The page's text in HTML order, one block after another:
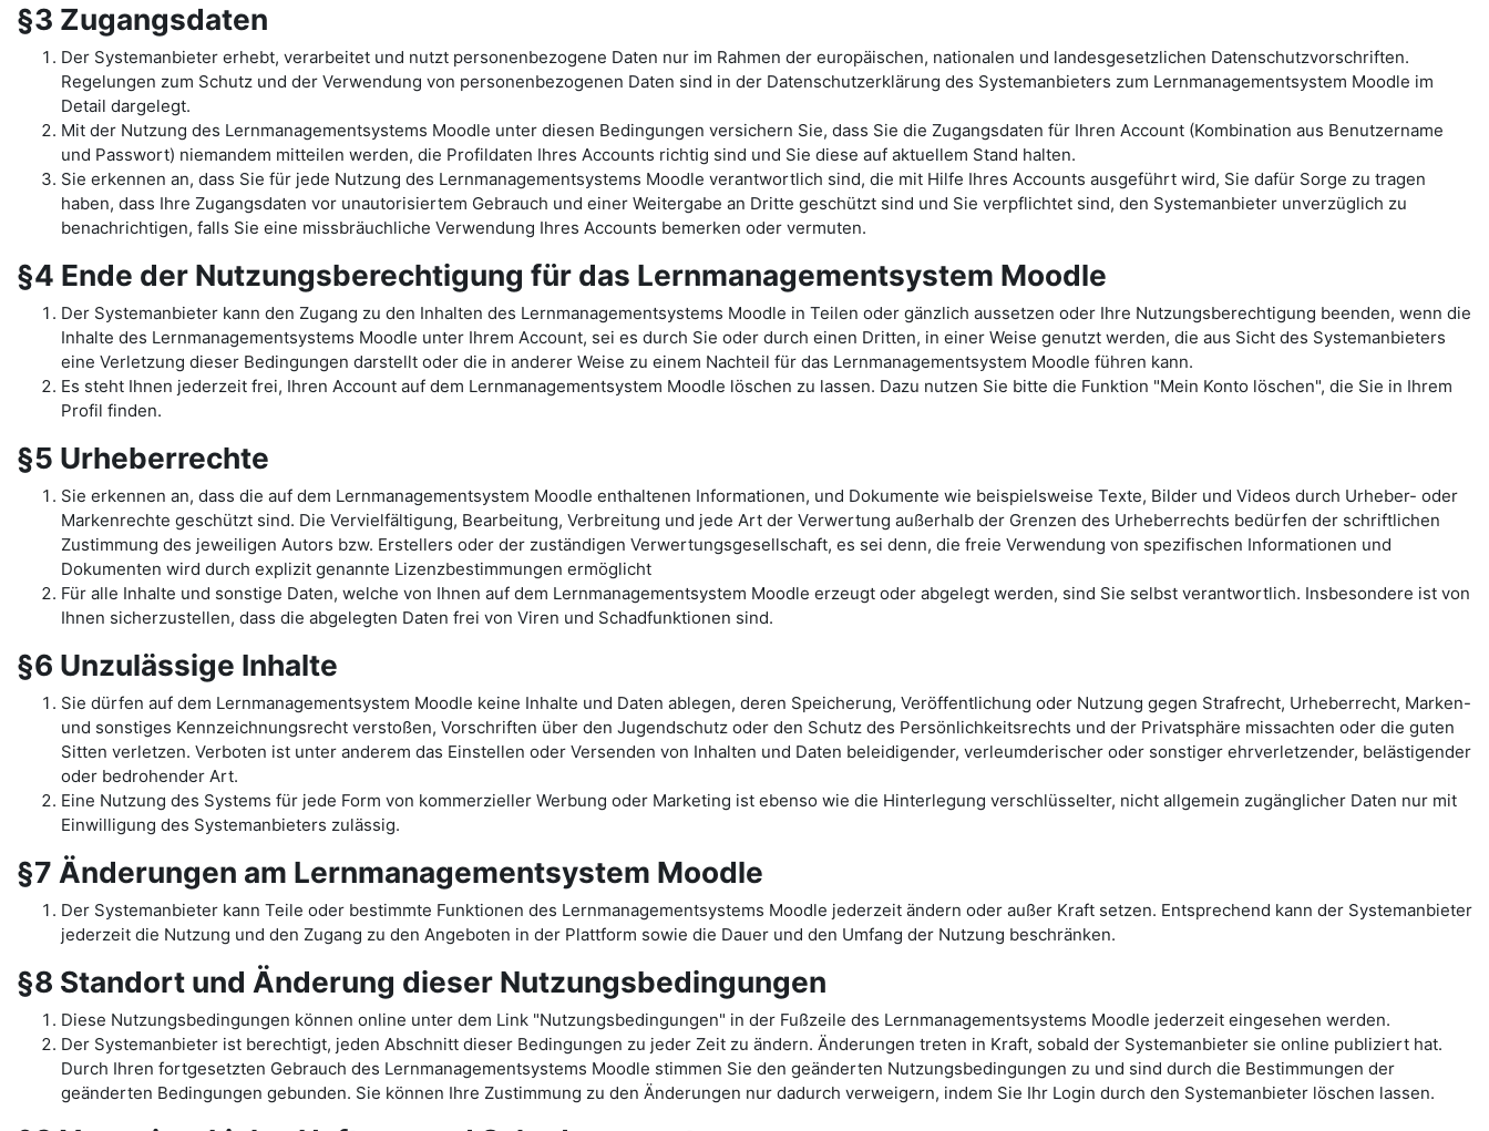
§3 Zugangsdaten
Der Systemanbieter erhebt, verarbeitet und nutzt personenbezogene Daten nur im Rahmen der europäischen, nationalen und landesgesetzlichen Datenschutzvorschriften.
Regelungen zum Schutz und der Verwendung von personenbezogenen Daten sind in der Datenschutzerklärung des Systemanbieters zum Lernmanagementsystem Moodle im
Detail dargelegt.
Mit der Nutzung des Lernmanagementsystems Moodle unter diesen Bedingungen versichern Sie, dass Sie die Zugangsdaten für Ihren Account (Kombination aus Benutzername
und Passwort) niemandem mitteilen werden, die Profildaten Ihres Accounts richtig sind und Sie diese auf aktuellem Stand halten.
Sie erkennen an, dass Sie für jede Nutzung des Lernmanagementsystems Moodle verantwortlich sind, die mit Hilfe Ihres Accounts ausgeführt wird, Sie dafür Sorge zu tragen
haben, dass Ihre Zugangsdaten vor unautorisiertem Gebrauch und einer Weitergabe an Dritte geschützt sind und Sie verpflichtet sind, den Systemanbieter unverzüglich zu
benachrichtigen, falls Sie eine missbräuchliche Verwendung Ihres Accounts bemerken oder vermuten.
§4 Ende der Nutzungsberechtigung für das Lernmanagementsystem Moodle
Der Systemanbieter kann den Zugang zu den Inhalten des Lernmanagementsystems Moodle in Teilen oder gänzlich aussetzen oder Ihre Nutzungsberechtigung beenden, wenn die
Inhalte des Lernmanagementsystems Moodle unter Ihrem Account, sei es durch Sie oder durch einen Dritten, in einer Weise genutzt werden, die aus Sicht des Systemanbieters
eine Verletzung dieser Bedingungen darstellt oder die in anderer Weise zu einem Nachteil für das Lernmanagementsystem Moodle führen kann.
Es steht Ihnen jederzeit frei, Ihren Account auf dem Lernmanagementsystem Moodle löschen zu lassen. Dazu nutzen Sie bitte die Funktion "Mein Konto löschen", die Sie in Ihrem
Profil finden.
§5 Urheberrechte
Sie erkennen an, dass die auf dem Lernmanagementsystem Moodle enthaltenen Informationen, und Dokumente wie beispielsweise Texte, Bilder und Videos durch Urheber- oder
Markenrechte geschützt sind. Die Vervielfältigung, Bearbeitung, Verbreitung und jede Art der Verwertung außerhalb der Grenzen des Urheberrechts bedürfen der schriftlichen
Zustimmung des jeweiligen Autors bzw. Erstellers oder der zuständigen Verwertungsgesellschaft, es sei denn, die freie Verwendung von spezifischen Informationen und
Dokumenten wird durch explizit genannte Lizenzbestimmungen ermöglicht
Für alle Inhalte und sonstige Daten, welche von Ihnen auf dem Lernmanagementsystem Moodle erzeugt oder abgelegt werden, sind Sie selbst verantwortlich. Insbesondere ist von
Ihnen sicherzustellen, dass die abgelegten Daten frei von Viren und Schadfunktionen sind.
§6 Unzulässige Inhalte
Sie dürfen auf dem Lernmanagementsystem Moodle keine Inhalte und Daten ablegen, deren Speicherung, Veröffentlichung oder Nutzung gegen Strafrecht, Urheberrecht, Marken-
und sonstiges Kennzeichnungsrecht verstoßen, Vorschriften über den Jugendschutz oder den Schutz des Persönlichkeitsrechts und der Privatsphäre missachten oder die guten
Sitten verletzen. Verboten ist unter anderem das Einstellen oder Versenden von Inhalten und Daten beleidigender, verleumderischer oder sonstiger ehrverletzender, belästigender
oder bedrohender Art.
Eine Nutzung des Systems für jede Form von kommerzieller Werbung oder Marketing ist ebenso wie die Hinterlegung verschlüsselter, nicht allgemein zugänglicher Daten nur mit
Einwilligung des Systemanbieters zulässig.
§7 Änderungen am Lernmanagementsystem Moodle
Der Systemanbieter kann Teile oder bestimmte Funktionen des Lernmanagementsystems Moodle jederzeit ändern oder außer Kraft setzen. Entsprechend kann der Systemanbieter
jederzeit die Nutzung und den Zugang zu den Angeboten in der Plattform sowie die Dauer und den Umfang der Nutzung beschränken.
§8 Standort und Änderung dieser Nutzungsbedingungen
Diese Nutzungsbedingungen können online unter dem Link "Nutzungsbedingungen" in der Fußzeile des Lernmanagementsystems Moodle jederzeit eingesehen werden.
Der Systemanbieter ist berechtigt, jeden Abschnitt dieser Bedingungen zu jeder Zeit zu ändern. Änderungen treten in Kraft, sobald der Systemanbieter sie online publiziert hat.
Durch Ihren fortgesetzten Gebrauch des Lernmanagementsystems Moodle stimmen Sie den geänderten Nutzungsbedingungen zu und sind durch die Bestimmungen der
geänderten Bedingungen gebunden. Sie können Ihre Zustimmung zu den Änderungen nur dadurch verweigern, indem Sie Ihr Login durch den Systemanbieter löschen lassen.